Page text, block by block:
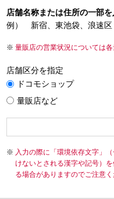
店舗名称または住所の一部
例） 新宿、東池袋、浪速区
量販店の営業状況については各
店舗区分を指定
ドコモショップ
量販店など
入力の際に「環境依存文字」
けないとされる漢字や記号）
る場合がありますのでご注意く